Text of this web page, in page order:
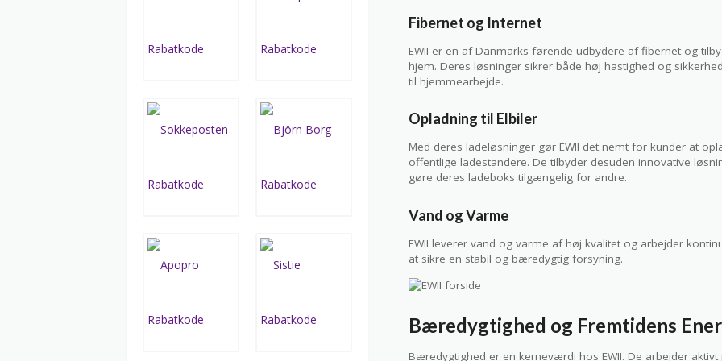
Fibernet og Internet
EWII er en af Danmarks førende udbydere af fibernet og
hjem. Deres løsninger sikrer både høj hastighed og
til hjemmearbejde.
Opladning til Elbiler
Med deres ladeløsninger gør EWII det nemt for kunder at
offentlige ladestandere. De tilbyder desuden innovative
gøre deres ladeboks tilgængelig for andre.
Vand og Varme
EWII leverer vand og varme af høj kvalitet og arbejder
at sikre en stabil og bæredygtig forsyning.
Bæredygtighed og Fremtidens
Bæredygtighed er en kerneværdi hos EWII. De arbejder